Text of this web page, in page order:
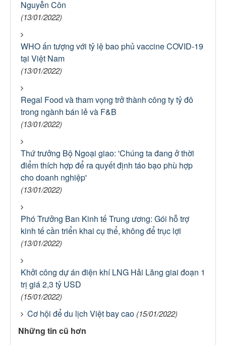
Nguyễn Côn
(13/01/2022)
WHO ấn tượng với tỷ lệ bao phủ vaccine COVID-19
tại Việt Nam
(13/01/2022)
Regal Food và tham vọng trở thành công ty tỷ đô
trong ngành bán lẻ và F&B
(13/01/2022)
Thứ trưởng Bộ Ngoại giao: 'Chúng ta đang ở thời
điểm thích hợp để ra quyết định táo bạo phù hợp
cho doanh nghiệp'
(13/01/2022)
Phó Trưởng Ban Kinh tế Trung ương: Gói hỗ trợ
kinh tế cần triển khai cụ thể, không để trục lợi
(13/01/2022)
Khởi công dự án điện khí LNG Hải Lăng giai đoạn 1
trị giá 2,3 tỷ USD
(15/01/2022)
Cơ hội để du lịch Việt bay cao (15/01/2022)
Những tin cũ hơn